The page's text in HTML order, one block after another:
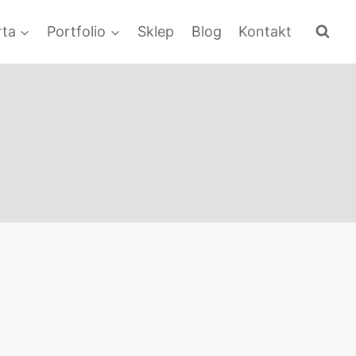
Portfolio Sklep Blog Kontakt